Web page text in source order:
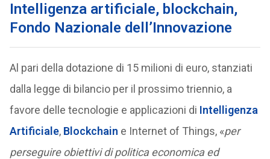
Intelligenza artificiale, blockchain,
Fondo Nazionale dell’Innovazione
Al pari della dotazione di 15 milioni di euro, stanziati
dalla legge di bilancio per il prossimo triennio, a
favore delle tecnologie e applicazioni di Intelligenza
Artificiale, Blockchain e Internet of Things, «per
perseguire obiettivi di politica economica ed